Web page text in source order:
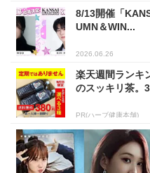
8/13開催「
UMN＆WIN...
2026.06.26
楽天週間ランキ
のスッキリ茶。
PR(ハーブ健康本舗)